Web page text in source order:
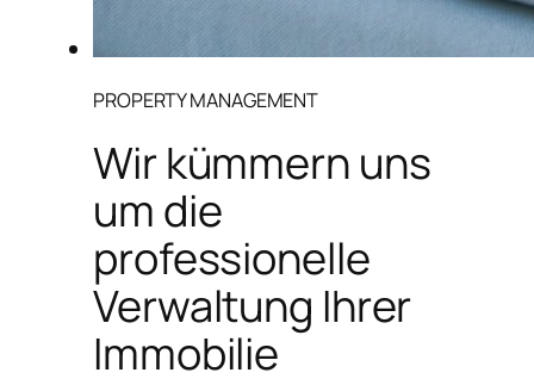
PROPERTY MANAGEMENT
Wir kümmern uns
um die
professionelle
Verwaltung Ihrer
Immobilie